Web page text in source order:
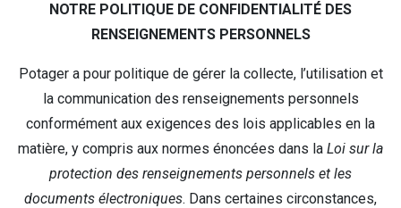
NOTRE POLITIQUE DE CONFIDENTIALITÉ DES
RENSEIGNEMENTS PERSONNELS
Potager a pour politique de gérer la collecte, l’utilisation et
la communication des renseignements personnels
conformément aux exigences des lois applicables en la
matière, y compris aux normes énoncées dans la Loi sur la
protection des renseignements personnels et les
documents électroniques. Dans certaines circonstances,